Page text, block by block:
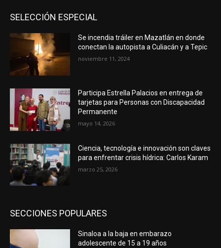
SELECCIÓN ESPECIAL
Se incendia tráiler en Mazatlán en donde
conectan la autopista a Culiacán y a Tepic
noviembre 11, 2024
Participa Estrella Palacios en entrega de
tarjetas para Personas con Discapacidad
Permanente
mayo 14, 2026
Ciencia, tecnología e innovación son claves
para enfrentar crisis hídrica: Carlos Karam
marzo 25, 2026
SECCIONES POPULARES
Sinaloa a la baja en embarazo
adolescente de 15 a 19 años